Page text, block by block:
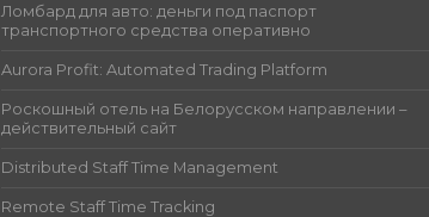
Ломбард для авто: деньги под паспорт
транспортного средства оперативно
Aurora Profit: Automated Trading Platform
Роскошный отель на Белорусском направлении –
действительный сайт
Distributed Staff Time Management
Remote Staff Time Tracking